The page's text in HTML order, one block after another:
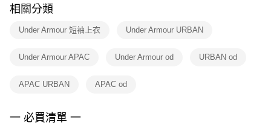
※ 交易是否成功請以「AFTEE先享後付 」之結帳頁面顯示為準，若有關於
是否繳費成功／繳費後需取消欲退款等相關疑問，請聯繫「AFTEE先享後付
客戶支援中心」https://netprotections.freshdesk.com/support/home
１．透過由恩沛科技股份有限公司提供之「AFTEE先享後付」服務完成之交
權轉讓予恩沛科技股份有限公司。
３．未成年的使用者請事先徵得法定代理人或監護人之同意方可使用
「AFTEE先享後付」，若未經同意申辦者引起之損失，本公司不負相關責
相關分類
Under Armour 短袖上衣 Under Armour URBAN
Under Armour APAC Under Armour od URBAN od
APAC URBAN APAC od
一 必買清單 一